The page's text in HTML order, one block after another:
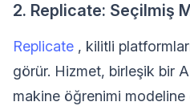
2. Replicate: Seçilmiş
Replicate , kilitli
görür. Hizmet, birleşik bir
makine öğrenimi